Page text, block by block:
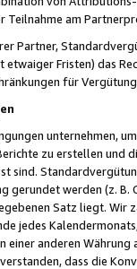
Teilnahme am
Partner,
etwaiger Fristen) das
für
unternehmen,
zu erstellen und
sind.
gerundet werden (z.
Satz liegt.
jedes
einer anderen
dass die